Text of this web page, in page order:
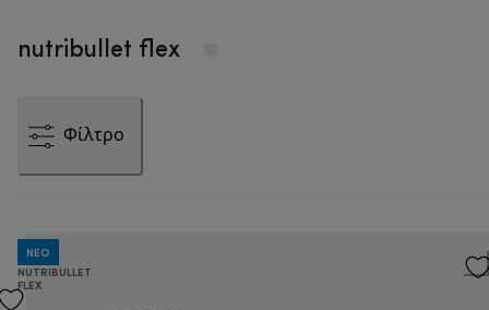
nutribullet flex
Φίλτρο
NEO
NUTRIBULLET
FLEX